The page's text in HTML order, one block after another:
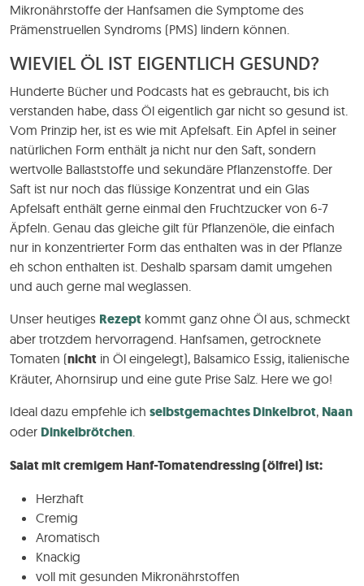
Mikronährstoffe der Hanfsamen die Symptome des
Prämenstruellen Syndroms (PMS) lindern können.
WIEVIEL ÖL IST EIGENTLICH GESUND?
Hunderte Bücher und Podcasts hat es gebraucht, bis ich
verstanden habe, dass Öl eigentlich gar nicht so gesund ist.
Vom Prinzip her, ist es wie mit Apfelsaft. Ein Apfel in seiner
natürlichen Form enthält ja nicht nur den Saft, sondern
wertvolle Ballaststoffe und sekundäre Pflanzenstoffe. Der
Saft ist nur noch das flüssige Konzentrat und ein Glas
Apfelsaft enthält gerne einmal den Fruchtzucker von 6-7
Äpfeln. Genau das gleiche gilt für Pflanzenöle, die einfach
nur in konzentrierter Form das enthalten was in der Pflanze
eh schon enthalten ist. Deshalb sparsam damit umgehen
und auch gerne mal weglassen.
Unser heutiges Rezept kommt ganz ohne Öl aus, schmeckt
aber trotzdem hervorragend. Hanfsamen, getrocknete
Tomaten (nicht in Öl eingelegt), Balsamico Essig, italienische
Kräuter, Ahornsirup und eine gute Prise Salz. Here we go!
Ideal dazu empfehle ich selbstgemachtes Dinkelbrot, Naan
oder Dinkelbrötchen.
Salat mit cremigem Hanf-Tomatendressing (ölfrei) ist:
Herzhaft
Cremig
Aromatisch
Knackig
voll mit gesunden Mikronährstoffen